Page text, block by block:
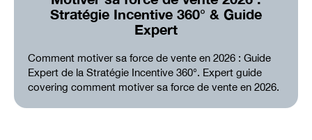
Stratégie Incentive 360° & Guide
Expert
Comment motiver sa force de vente en 2026 : Guide
Expert de la Stratégie Incentive 360°. Expert guide
covering comment motiver sa force de vente en 2026.